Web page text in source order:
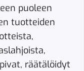
puoleen
tuotteiden
räätälöidyt